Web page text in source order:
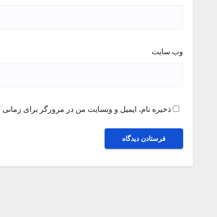
وب‌ سایت
ذخیره نام، ایمیل و وبسایت من در مرورگر برای